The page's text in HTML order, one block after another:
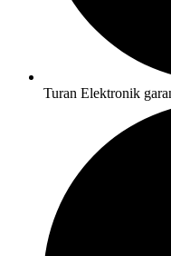
Turan Elektronik